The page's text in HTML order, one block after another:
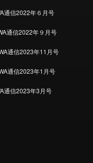
通信2022年６月号
通信2022年９月号
通信2023年11月号
通信2023年1月号
通信2023年3月号